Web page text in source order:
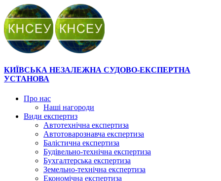
КИЇВСЬКА НЕЗАЛЕЖНА СУДОВО-ЕКСПЕРТНА
УСТАНОВА
Про нас
Наші нагороди
Види експертиз
Автотехнічна експертиза
Автотоварознавча експертиза
Балістична експертиза
Будівельно-технічна експертиза
Бухгалтерська експертиза
Земельно-технічна експертиза
Економічна експертиза